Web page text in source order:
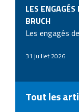
LES
BRUCH
Les engagés
31 juillet 2026
Tout les